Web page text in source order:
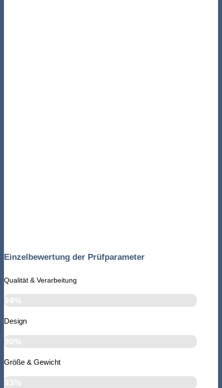
Einzelbewertung der Prüfparameter
Qualität & Verarbeitung
94%
Design
90%
Größe & Gewicht
93%